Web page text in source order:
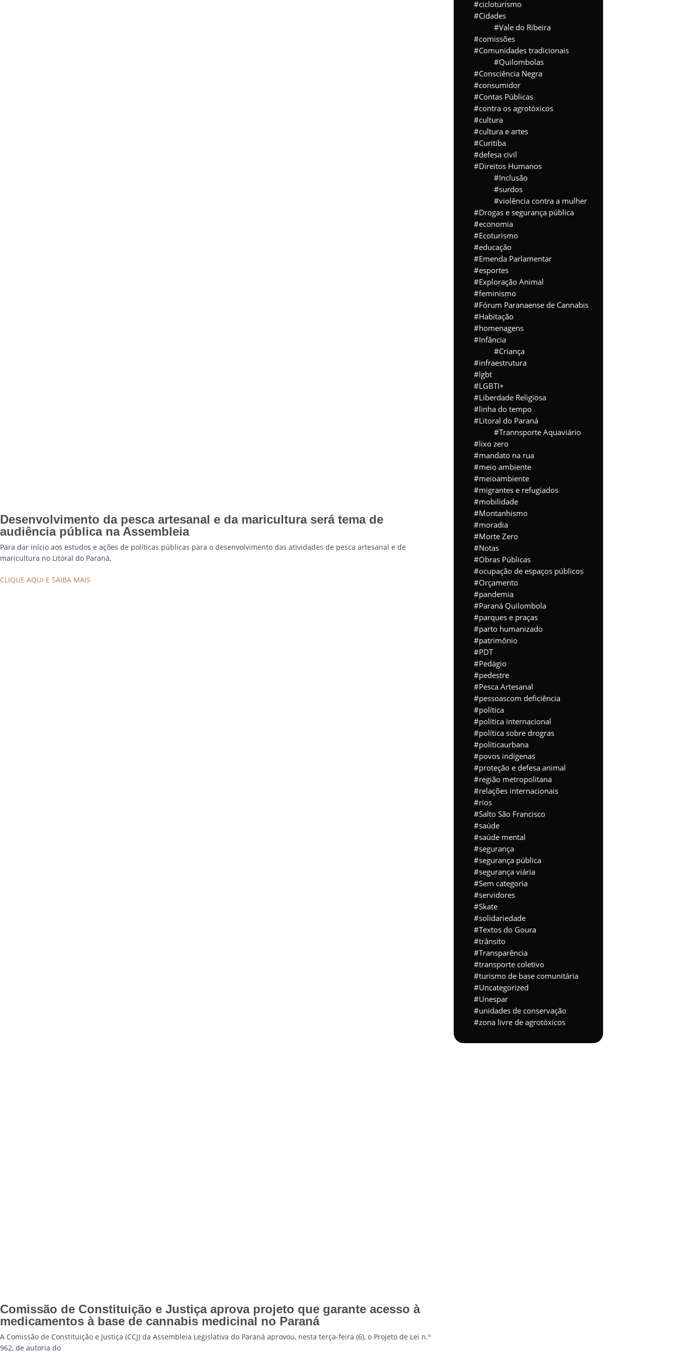
Desenvolvimento da pesca artesanal e da maricultura será tema de
audiência pública na Assembleia
Para dar início aos estudos e ações de políticas públicas para o desenvolvimento das atividades de pesca artesanal e de
maricultura no Litoral do Paraná,
CLIQUE AQUI E SAIBA MAIS
Comissão de Constituição e Justiça aprova projeto que garante acesso à
medicamentos à base de cannabis medicinal no Paraná
A Comissão de Constituição e Justiça (CCJ) da Assembleia Legislativa do Paraná aprovou, nesta terça-feira (6), o Projeto de Lei n.º
962, de autoria do
cicloturismo
Cidades
Vale do Ribeira
comissões
Comunidades tradicionais
Quilombolas
Consciência Negra
consumidor
Contas Públicas
contra os agrotóxicos
cultura
cultura e artes
Curitiba
defesa civil
Direitos Humanos
Inclusão
surdos
violência contra a mulher
Drogas e segurança pública
economia
Ecoturismo
educação
Emenda Parlamentar
esportes
Exploração Animal
feminismo
Fórum Paranaense de Cannabis
Habitação
homenagens
Infância
Criança
infraestrutura
lgbt
LGBTI+
Liberdade Religiosa
linha do tempo
Litoral do Paraná
Trannsporte Aquaviário
lixo zero
mandato na rua
meio ambiente
meioambiente
migrantes e refugiados
mobilidade
Montanhismo
moradia
Morte Zero
Notas
Obras Públicas
ocupação de espaços públicos
Orçamento
pandemia
Paraná Quilombola
parques e praças
parto humanizado
patrimônio
PDT
Pedágio
pedestre
Pesca Artesanal
pessoascom deficiência
política
política internacional
política sobre drogras
políticaurbana
povos indígenas
proteção e defesa animal
região metropolitana
relações internacionais
rios
Salto São Francisco
saúde
saúde mental
segurança
segurança pública
segurança viária
Sem categoria
servidores
Skate
solidariedade
Textos do Goura
trânsito
Transparência
transporte coletivo
turismo de base comunitária
Uncategorized
Unespar
unidades de conservação
zona livre de agrotóxicos